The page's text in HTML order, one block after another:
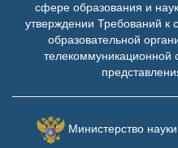
сфере образования и
утверждении Требований к
образовательной
телекоммуникационной
Министерство